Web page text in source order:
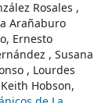
Rosales ,
Arañaburo
Ernesto
, Susana
, Lourdes
Hobson,